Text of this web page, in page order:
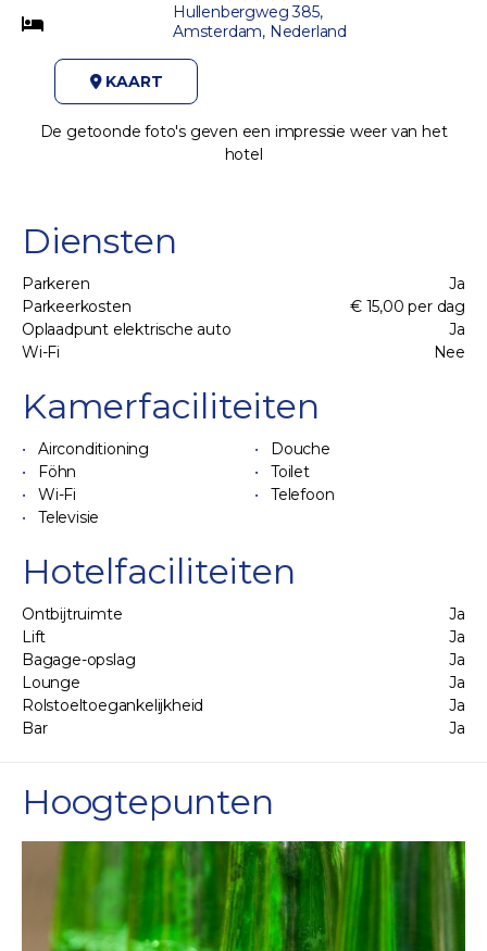
Hullenbergweg 385,
Amsterdam, Nederland
KAART
De getoonde foto's geven een impressie weer van het
hotel
Diensten
Parkeren
Ja
Parkeerkosten
€ 15,00 per dag
Oplaadpunt elektrische auto
Ja
Wi-Fi
Nee
Kamerfaciliteiten
Airconditioning
Douche
Föhn
Toilet
Wi-Fi
Telefoon
Televisie
Hotelfaciliteiten
Ontbijtruimte
Ja
Lift
Ja
Bagage-opslag
Ja
Lounge
Ja
Rolstoeltoegankelijkheid
Ja
Bar
Ja
Hoogtepunten